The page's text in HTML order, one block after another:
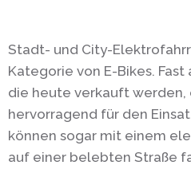
Stadt- und City-
Kategorie von E-Bikes. Fast
die heute verkauft werden,
hervorragend für den
können sogar mit einem
auf einer belebten Straße